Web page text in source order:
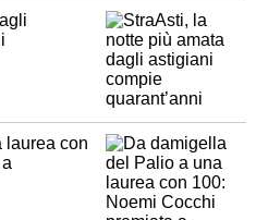
laurea con